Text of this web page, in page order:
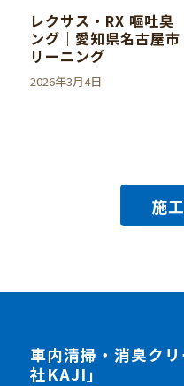
レクサス・RX 嘔吐臭
ング｜愛知県名古屋
リーニング
2026年3月4日
施
車内清掃・消臭ク
社KAJI」